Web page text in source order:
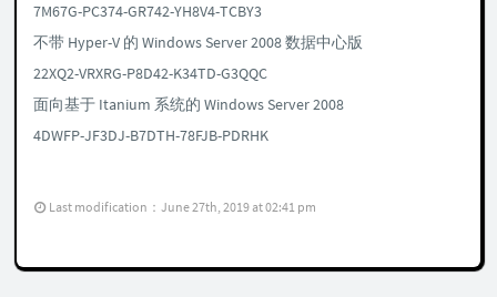
7M67G-PC374-GR742-YH8V4-TCBY3
不带 Hyper-V 的 Windows Server 2008 数据中心版
22XQ2-VRXRG-P8D42-K34TD-G3QQC
面向基于 Itanium 系统的 Windows Server 2008
4DWFP-JF3DJ-B7DTH-78FJB-PDRHK
Last modification：June 27th, 2019 at 02:41 pm